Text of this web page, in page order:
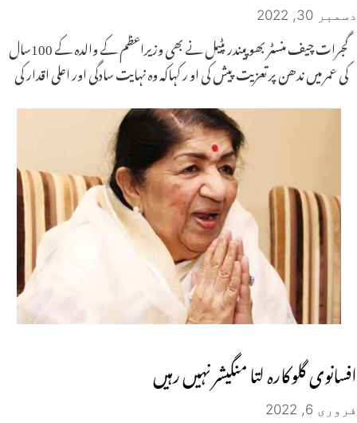
دسمبر 30, 2022
گجرات چیف منسٹر بھوپیندر پٹیل نے بھی وزیراعظم کے والدہ کے 100سال
کی عمر میں ندھن پر تعزیت پیش کی او ر کہاکہ وہ نہایت سادگی اور اعلی اقدار کی
افسانوی گلوکارہ لتا منگیشر نہیں رہیں
فروری 6, 2022